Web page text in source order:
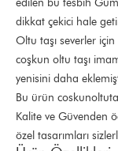
edilen bu tesbih
dikkat çekici hale
Oltu taşı severler
coşkun oltu taşı
yenisini daha
Bu ürün
Kalite ve Güvenden
özel tasarımları